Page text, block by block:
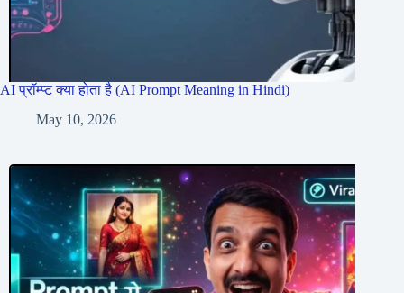
AI प्रॉम्प्ट क्या होता है (AI Prompt Meaning in Hindi)
May 10, 2026